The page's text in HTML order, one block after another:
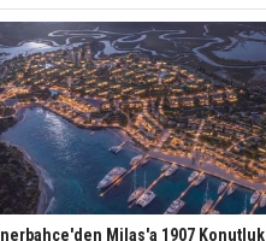
Milas'a 1907 Konutluk